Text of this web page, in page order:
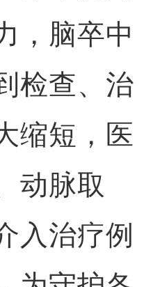
，脑卒中
检查、治
缩短，医
动脉取
入治疗例